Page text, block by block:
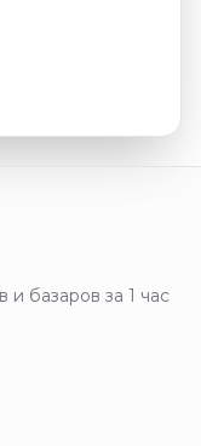
базаров за 1 час